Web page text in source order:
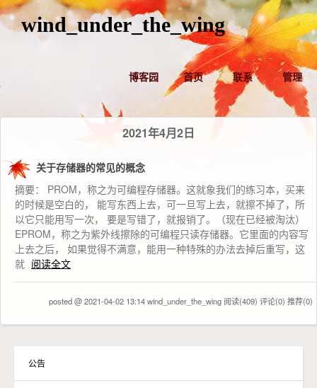
wind_under_the_wing
博客园 首页 联系 管理
2021年4月2日
关于存储器的常见的概念
摘要： PROM，称之为可编程存储器。这就象我们的练习本，买来
的时候是空白的， 能写东西上去，可一旦写上去，就擦不掉了，所
以它只能用写一次， 要是写错了，就报销了。（现在已经被淘汰）
EPROM，称之为紫外线擦除的可编程只读存储器。它里面的内容写
上去之后， 如果觉得不满意，能用一种特殊的办法去掉后重写，这
就 阅读全文
posted @ 2021-04-02 13:14 wind_under_the_wing 阅读(409) 评论(0) 推荐(0)
公告